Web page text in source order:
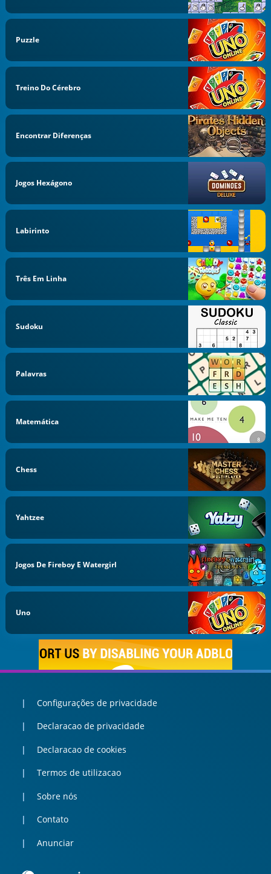
Puzzle
Treino Do Cérebro
Encontrar Diferenças
Jogos Hexágono
Labirinto
Três Em Linha
Sudoku
Palavras
Matemática
Chess
Yahtzee
Jogos De Fireboy E Watergirl
Uno
Configurações de privacidade
Declaracao de privacidade
Declaracao de cookies
Termos de utilizacao
Sobre nós
Contato
Anunciar